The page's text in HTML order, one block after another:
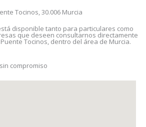
Tocinos, 30.006 Murcia
disponible tanto para particulares como
que deseen consultarnos directamente
Tocinos, dentro del área de Murcia.